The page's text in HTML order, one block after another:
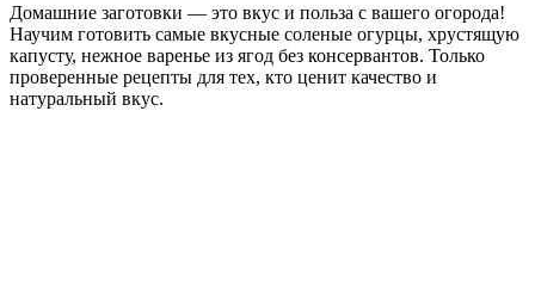
Домашние заготовки — это вкус и польза с вашего огорода!
Научим готовить самые вкусные соленые огурцы, хрустящую
капусту, нежное варенье из ягод без консервантов. Только
проверенные рецепты для тех, кто ценит качество и
натуральный вкус.